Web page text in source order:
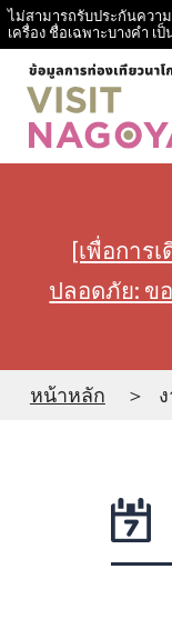
ไม่สามารถรับประกันควา
เครื่อง ชื่อเฉพาะบางคำ
[เพื่อการ
ปลอดภัย: ข
หน้าหลัก